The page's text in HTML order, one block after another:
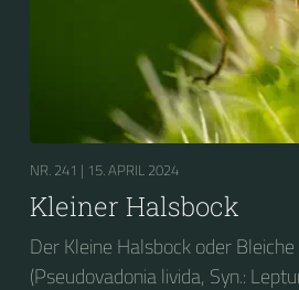
NR. 241 | 15. APRIL 2024
Kleiner Halsbock
Der Kleine Halsbock oder
(Pseudovadonia livida, Syn.: